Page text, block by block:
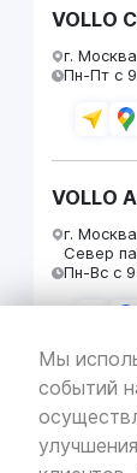
Мы
событий
VOLLO
г.
Пн-Пт с
VOLLO
г.
Север
Пн-Вс с
VOLLO
г.